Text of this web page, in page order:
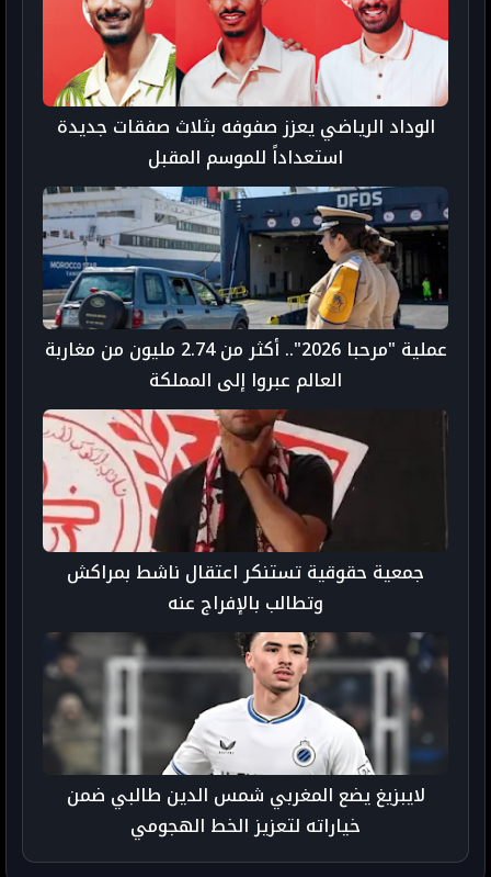
الوداد الرياضي يعزز صفوفه بثلاث صفقات جديدة
استعداداً للموسم المقبل
عملية "مرحبا 2026".. أكثر من 2.74 مليون من مغاربة
العالم عبروا إلى المملكة
جمعية حقوقية تستنكر اعتقال ناشط بمراكش
وتطالب بالإفراج عنه
لايبزيغ يضع المغربي شمس الدين طالبي ضمن
خياراته لتعزيز الخط الهجومي